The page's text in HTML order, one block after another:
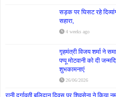
सड़क पर घिसट रहे
सहारा,
4 weeks ago
गृहमंत्री विजय शर्मा ने
पप्पू मोटवानी को दी
शुभकामनाएं
26/06/2026
रानी दुर्गावती बलिदान दिवस पर शिवसेना ने किया